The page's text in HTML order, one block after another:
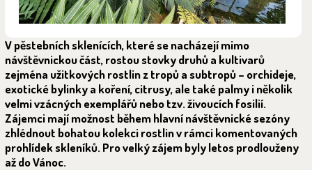
V pěstebních sklenících, které se nacházejí mimo
návštěvnickou část, rostou stovky druhů a kultivarů
zejména užitkových rostlin z tropů a subtropů – orchideje,
exotické bylinky a koření, citrusy, ale také palmy i několik
velmi vzácných exemplářů nebo tzv. živoucích fosilií.
Zájemci mají možnost během hlavní návštěvnické sezóny
zhlédnout bohatou kolekci rostlin v rámci komentovaných
prohlídek skleníků. Pro velký zájem byly letos prodlouženy
až do Vánoc.